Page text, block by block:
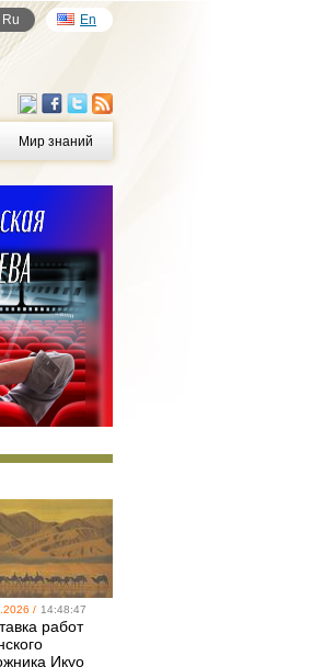
Ru En
Мир знаний
/ 14:48:47
работ
Икуо